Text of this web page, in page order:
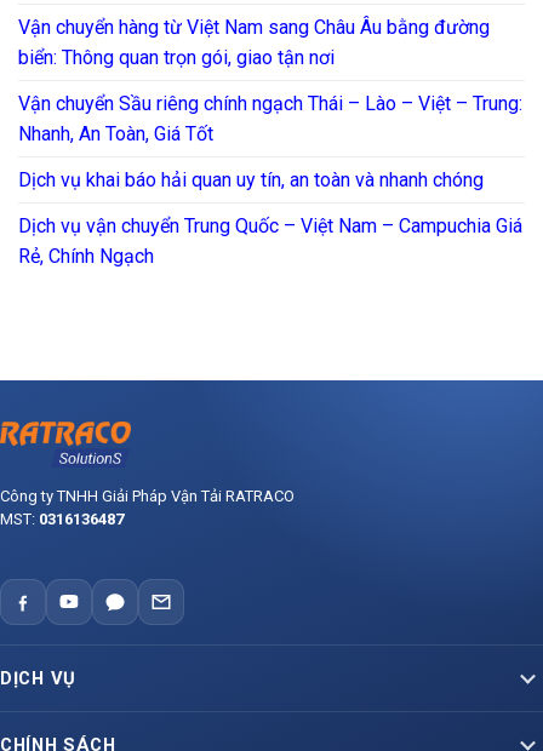
Vận chuyển hàng từ Việt Nam sang Châu Âu bằng đường
biển: Thông quan trọn gói, giao tận nơi
Vận chuyển Sầu riêng chính ngạch Thái – Lào – Việt – Trung:
Nhanh, An Toàn, Giá Tốt
Dịch vụ khai báo hải quan uy tín, an toàn và nhanh chóng
Dịch vụ vận chuyển Trung Quốc – Việt Nam – Campuchia Giá
Rẻ, Chính Ngạch
Công ty TNHH Giải Pháp Vận Tải RATRACO
MST: 0316136487
DỊCH VỤ
Vận Tải Container Bắc – Nam
CHÍNH SÁCH